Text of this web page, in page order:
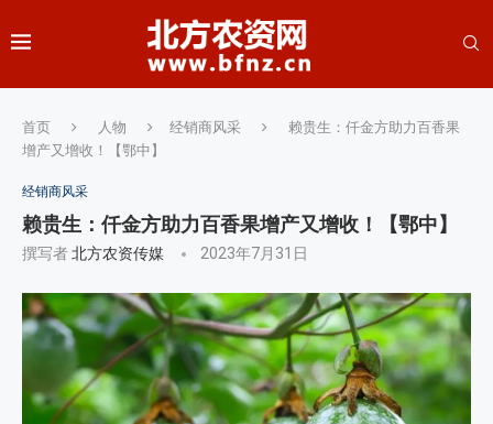
首页 人物 经销商风采
赖贵生：仟金方助力百香果
增产又增收！【鄂中】
经销商风采
赖贵生：仟金方助力百香果增产又增收！【鄂中】
撰写者北方农资传媒 2023年7月31日